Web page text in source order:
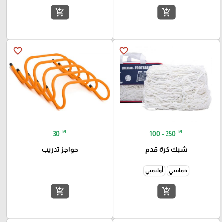
add_shopping_cart
add_shopping_cart
favorite_border
100 - 250 ₪
شبك كرة قدم
خماسي أوليمبي
add_shopping_cart
favorite_border
30 ₪
حواجز تدريب
add_shopping_cart